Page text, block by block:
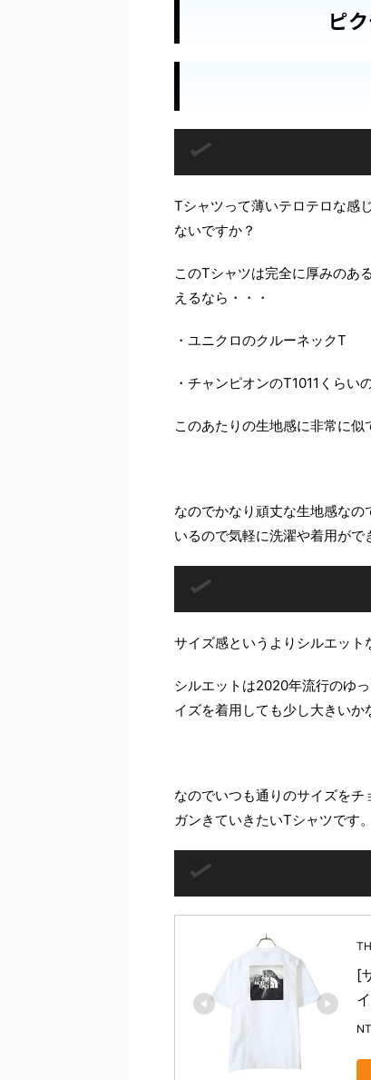
ピ
Tシャツって薄いテロテロな感
ないですか？
このTシャツは完全に厚みのあ
えるなら・・・
・ユニクロのクルーネックT
・チャンピオンのT1011くらい
このあたりの生地感に非常に似
なのでかなり頑丈な生地感な
いるので気軽に洗濯や着用がで
サイズ感というよりシルエット
シルエットは2020年流行のゆ
イズを着用しても少し大きいか
なのでいつも通りのサイズを
ガンきていきたいTシャツです。
[